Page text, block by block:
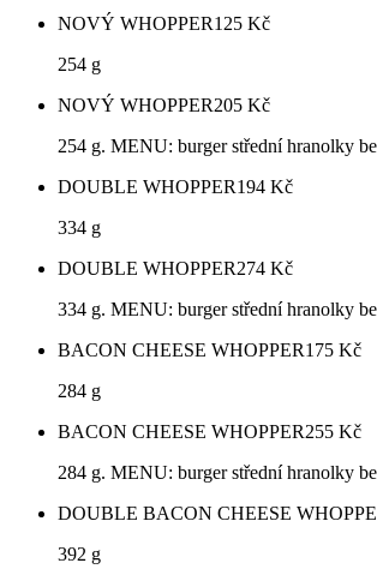
NOVÝ WHOPPER125 Kč
254 g
NOVÝ WHOPPER205 Kč
254 g. MENU: burger střední hranolky
DOUBLE WHOPPER194 Kč
334 g
DOUBLE WHOPPER274 Kč
334 g. MENU: burger střední hranolky
BACON CHEESE WHOPPER175 Kč
284 g
BACON CHEESE WHOPPER255 Kč
284 g. MENU: burger střední hranolky
DOUBLE BACON CHEESE
392 g